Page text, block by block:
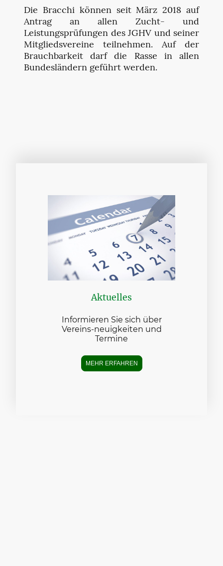
Die Bracchi können seit März 2018 auf
Antrag an allen Zucht- und
Leistungsprüfungen des JGHV und seiner
Mitgliedsvereine teilnehmen. Auf der
Brauchbarkeit darf die Rasse in allen
Bundesländern geführt werden.
Aktuelles
Informieren Sie sich über
Vereins-neuigkeiten und
Termine
MEHR ERFAHREN